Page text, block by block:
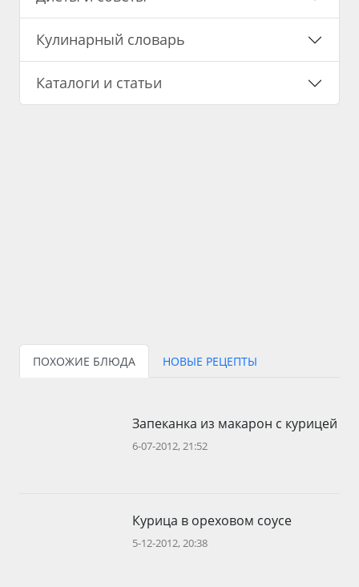
Кулинарный словарь
Каталоги и статьи
ПОХОЖИЕ БЛЮДА НОВЫЕ РЕЦЕПТЫ
Запеканка из макарон с курицей
6-07-2012, 21:52
Курица в ореховом соусе
5-12-2012, 20:38